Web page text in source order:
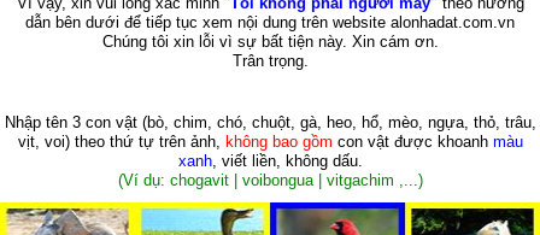
dẫn bên dưới để tiếp tục xem nội dung trên website alonhadat.com.vn
Chúng tôi xin lỗi vì sự bất tiện này. Xin cám ơn.
Trân trọng.
Nhập tên 3 con vật (bò, chim, chó, chuột, gà, heo, hổ, mèo, ngựa, thỏ, trâu,
vịt, voi)theo thứ tự trên ảnh, không bao gồm con vật được khoanh màu
xanh, viết liền, không dấu.
(Ví dụ: chogavit | voibongua | vitgachim ,...)